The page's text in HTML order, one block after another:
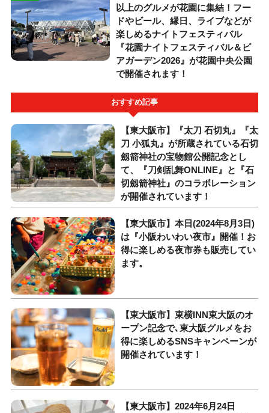
以上のグルメが花園に集結！フー
ドやビール、縁日、ライブなどが
楽しめるナイトフェスティバル
『花園ナイトフェスティバル＆ビ
アガーデン2026』が花園中央公園
で開催されます！
おすすめ記事
【東大阪市】『太刀 石切丸』『太
刀 小狐丸』が所蔵されている石切
劔箭神社の宝物館公開記念とし
て、『刀剣乱舞ONLINE』と『石
切劔箭神社』のコラボレーション
が開催されています！
【東大阪市】本日(2024年8月3日)
は『小阪わいわい夜市』開催！お
得に楽しめる夜市券も販売してい
ます。
【東大阪市】東横INN東大阪のオ
ープン記念で､東大阪グルメをお
得に楽しめるSNSキャンペーンが
開催されています！
【東大阪市】2024年6月24日